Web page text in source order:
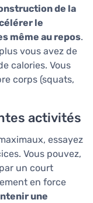
de la
le
même au repos.
vous avez de
calories. Vous
corps (squats,
activités
essayez
Vous pouvez,
un court
en force
une